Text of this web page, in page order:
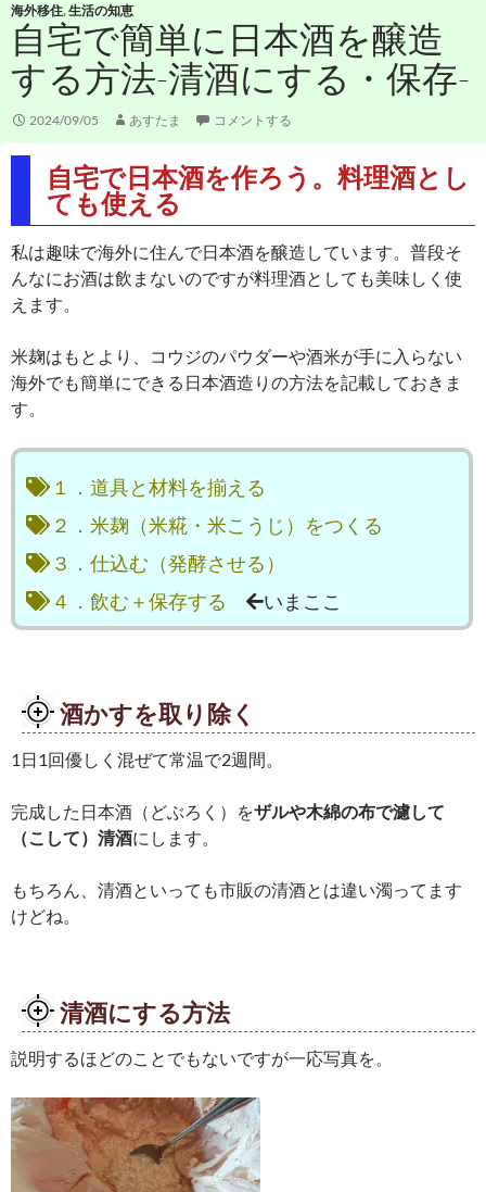
海外移住,生活の知恵
自宅で簡単に日本酒を醸造
する方法-清酒にする・保存-
2024/09/05 あすたま コメントする
自宅で日本酒を作ろう。料理酒とし
ても使える
私は趣味で海外に住んで日本酒を醸造しています。普段そ
んなにお酒は飲まないのですが料理酒としても美味しく使
えます。
米麹はもとより、コウジのパウダーや酒米が手に入らない
海外でも簡単にできる日本酒造りの方法を記載しておきま
す。
１．道具と材料を揃える
２．米麹（米糀・米こうじ）をつくる
３．仕込む（発酵させる）
４．飲む＋保存する
いまここ
酒かすを取り除く
1日1回優しく混ぜて常温で2週間。
完成した日本酒（どぶろく）をザルや木綿の布で濾して
（こして）清酒にします。
もちろん、清酒といっても市販の清酒とは違い濁ってます
けどね。
清酒にする方法
説明するほどのことでもないですが一応写真を。